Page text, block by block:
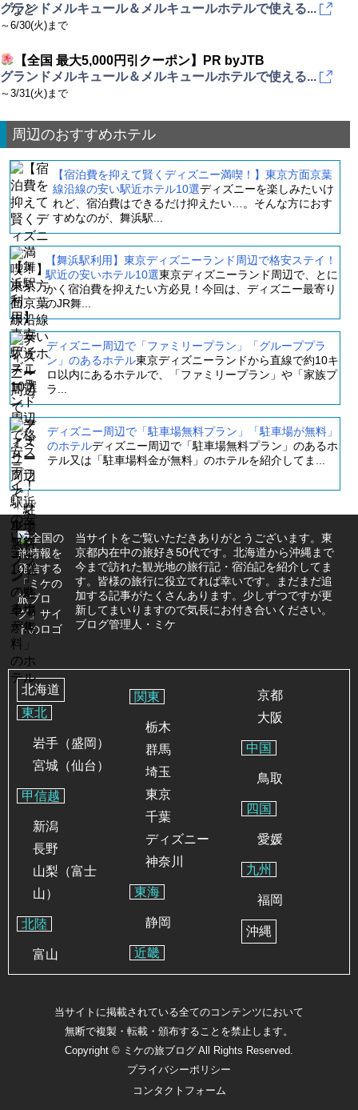
グランドメルキュール＆メルキュールホテルで使える...
～6/30(火)まで
【全国 最大5,000円引クーポン】PR byJTB
グランドメルキュール＆メルキュールホテルで使える...
～3/31(火)まで
周辺のおすすめホテル
【宿泊費を抑えて賢くディズニー満喫！】東京方面京葉
線沿線の安い駅近ホテル10選ディズニーを楽しみたいけ
れど、宿泊費はできるだけ抑えたい…。そんな方におす
すめなのが、舞浜駅...
【舞浜駅利用】東京ディズニーランド周辺で格安ステイ！
駅近の安いホテル10選東京ディズニーランド周辺で、とに
かく宿泊費を抑えたい方必見！今回は、ディズニー最寄り
のJR舞...
ディズニー周辺で「ファミリープラン」「グループプラ
ン」のあるホテル東京ディズニーランドから直線で約10キ
ロ以内にあるホテルで、「ファミリープラン」や「家族プ
ラ...
ディズニー周辺で「駐車場無料プラン」「駐車場が無料」
のホテルディズニー周辺で「駐車場無料プラン」のあるホ
テル又は「駐車場料金が無料」のホテルを紹介してま...
当サイトをご覧いただきありがとうございます。東
京都内在中の旅好き50代です。北海道から沖縄まで
今まで訪れた観光地の旅行記・宿泊記を紹介してま
す。皆様の旅行に役立てれば幸いです。まだまだ追
加する記事がたくさんあります。少しずつですが更
新してまいりますので気長にお付き合いください。
ブログ管理人・ミケ
北海道
東北
岩手（盛岡）
宮城（仙台）
甲信越
新潟
長野
山梨（富士
山）
北陸
富山
関東
栃木
群馬
埼玉
東京
千葉
ディズニー
神奈川
東海
静岡
近畿
京都
大阪
中国
鳥取
四国
愛媛
九州
福岡
沖縄
当サイトに掲載されている全てのコンテンツにおいて
無断で複製・転載・頒布することを禁止します。
Copyright © ミケの旅ブログ All Rights Reserved.
プライバシーポリシー
コンタクトフォーム